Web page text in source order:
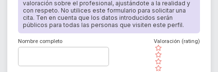
valoración sobre el profesional, ajustándote a la realidad y
con respeto. No utilices este formulario para solicitar una
cita. Ten en cuenta que los datos introducidos serán
públicos para todas las personas que visiten este perfil.
Nombre completo
( )
( )
( )
( )
Valoración (rating)